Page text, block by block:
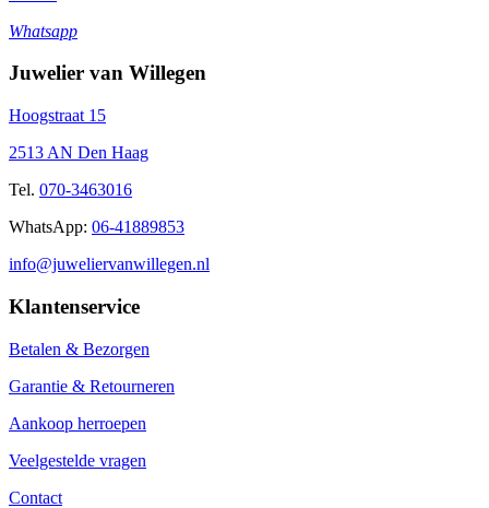
Whatsapp
Juwelier van Willegen
Hoogstraat 15
2513 AN Den Haag
Tel. 070-3463016
WhatsApp: 06-41889853
info@juweliervanwillegen.nl
Klantenservice
Betalen & Bezorgen
Garantie & Retourneren
Aankoop herroepen
Veelgestelde vragen
Contact